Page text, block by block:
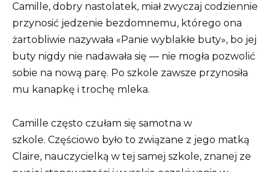
Camille, dobry nastolatek, miał zwyczaj codziennie
przynosić jedzenie bezdomnemu, którego ona
żartobliwie nazywała «Panie wyblakłe buty», bo jej
buty nigdy nie nadawała się — nie mogła pozwolić
sobie na nową parę. Po szkole zawsze przynosiła
mu kanapkę i trochę mleka.
Camille często czułam się samotna w
szkole. Częściowo było to związane z jego matką
Claire, nauczycielką w tej samej szkole, znanej ze